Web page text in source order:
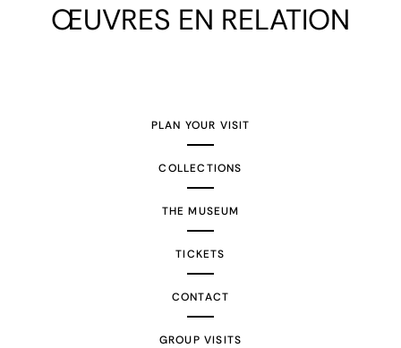
ŒUVRES EN RELATION
PLAN YOUR VISIT
COLLECTIONS
THE MUSEUM
TICKETS
CONTACT
GROUP VISITS